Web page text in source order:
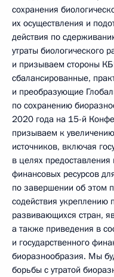
сохранения
их осуществления и
действия по
утраты биологического
и призываем стороны
сбалансированные,
и преобразующие
по сохранению
2020 года на 15-й
призываем к
источников, включая
в целях
финансовых ресурсов
по завершении об этом
содействия укреплению
развивающихся стран,
а также приведения в
и государственного
биоразнообразия. Мы
борьбы с утратой